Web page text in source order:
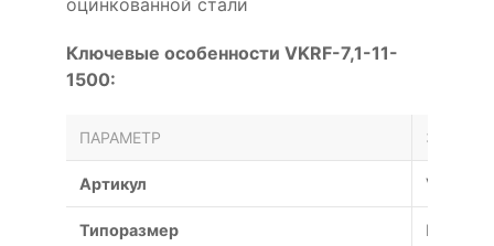
Ключевые особенности VKRF-7,1-11-
1500:
ПАРАМЕТР
Артикул VKRF-
Типоразмер №